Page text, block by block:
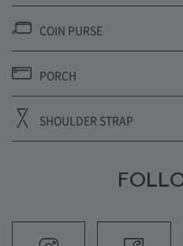
COIN PURSE
PORCH
SHOULDER STRAP